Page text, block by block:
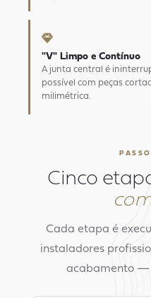
"V" Limpo e Contínuo
A junta central é
possível com peças
milimétrica.
Cinco
Cada etapa é
instaladores
acabamento —